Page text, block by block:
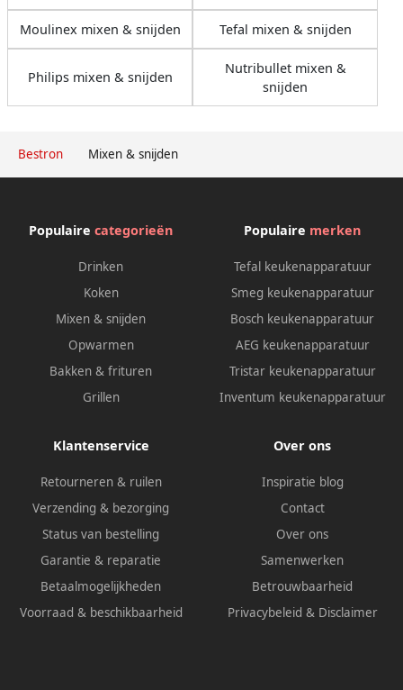
Bestron Mixen & snijden
Moulinex mixen & snijden Tefal mixen & snijden
Philips mixen & snijden
Nutribullet mixen &
snijden
Populaire categorieën
Drinken
Koken
Mixen & snijden
Opwarmen
Bakken & frituren
Grillen
Populaire merken
Tefal keukenapparatuur
Smeg keukenapparatuur
Bosch keukenapparatuur
AEG keukenapparatuur
Tristar keukenapparatuur
Inventum keukenapparatuur
Klantenservice
Retourneren & ruilen
Verzending & bezorging
Status van bestelling
Garantie & reparatie
Betaalmogelijkheden
Voorraad & beschikbaarheid
Over ons
Inspiratie blog
Contact
Over ons
Samenwerken
Betrouwbaarheid
Privacybeleid & Disclaimer